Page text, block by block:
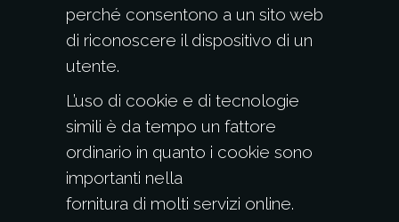
perché consentono a un sito web
di riconoscere il dispositivo di un
utente.
L’uso di cookie e di tecnologie
simili è da tempo un fattore
ordinario in quanto i cookie sono
importanti nella
fornitura di molti servizi online.